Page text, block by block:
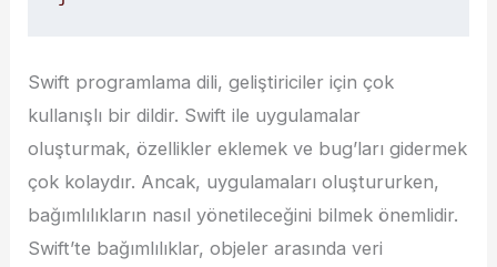
Swift programlama dili, geliştiriciler için çok
kullanışlı bir dildir. Swift ile uygulamalar
oluşturmak, özellikler eklemek ve bug’ları gidermek
çok kolaydır. Ancak, uygulamaları oluştururken,
bağımlılıkların nasıl yönetileceğini bilmek önemlidir.
Swift’te bağımlılıklar, objeler arasında veri